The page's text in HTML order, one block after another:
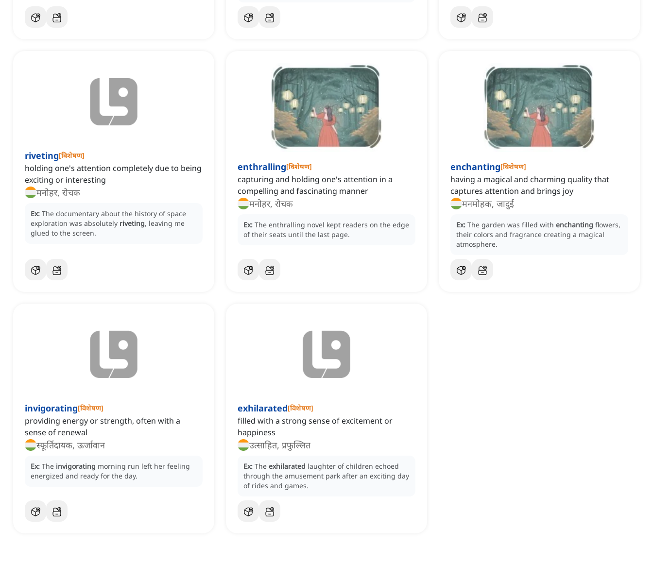
riveting[विशेषण]
holding one's attention completely due to being
exciting or interesting
मनोहर, रोचक
Ex: The documentary about the history of space
exploration was absolutely riveting, leaving me
glued to the screen.
enthralling[विशेषण]
capturing and holding one's attention in a
compelling and fascinating manner
मनोहर, रोचक
Ex: The enthralling novel kept readers on the edge
of their seats until the last page.
enchanting[विशेषण]
having a magical and charming quality that
captures attention and brings joy
मनमोहक, जादुई
Ex: The garden was filled with enchanting flowers,
their colors and fragrance creating a magical
atmosphere.
invigorating[विशेषण]
providing energy or strength, often with a
sense of renewal
स्फूर्तिदायक, ऊर्जावान
Ex: The invigorating morning run left her feeling
energized and ready for the day.
exhilarated[विशेषण]
filled with a strong sense of excitement or
happiness
उत्साहित, प्रफुल्लित
Ex: The exhilarated laughter of children echoed
through the amusement park after an exciting day
of rides and games.